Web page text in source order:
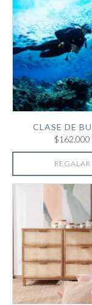
CLASE DE
$162.000
REGALAR